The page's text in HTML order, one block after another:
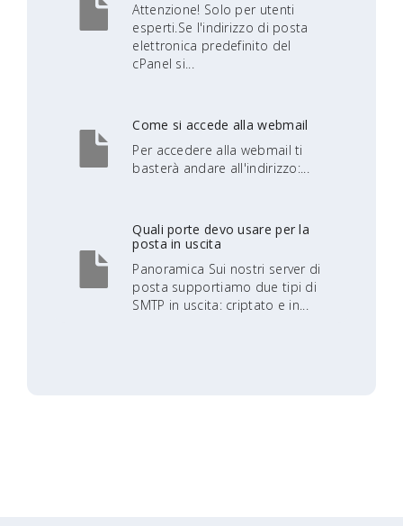
Attenzione! Solo per utenti
esperti.Se l'indirizzo di posta
elettronica predefinito del
cPanel si...
Come si accede alla webmail
Per accedere alla webmail ti
basterà andare all'indirizzo:...
Quali porte devo usare per la
posta in uscita
Panoramica Sui nostri server di
posta supportiamo due tipi di
SMTP in uscita: criptato e in...